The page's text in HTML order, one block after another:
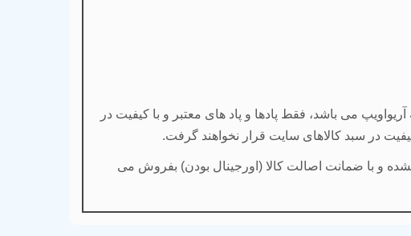
می باشد، فقط پادها و پاد های معتبر و با کیفیت در
در سبد کالاهای سایت قرار نخواهند گرفت.
نشده و با ضمانت اصالت کالا (اورجینال بودن) بفروش می